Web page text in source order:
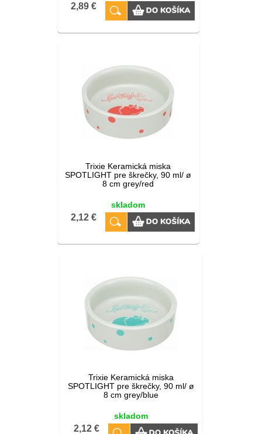
2,89 €
Trixie Keramická miska
SPOTLIGHT pre škrečky, 90 ml/ ø
8 cm grey/red
skladom
2,12 €
Trixie Keramická miska
SPOTLIGHT pre škrečky, 90 ml/ ø
8 cm grey/blue
skladom
2,12 €